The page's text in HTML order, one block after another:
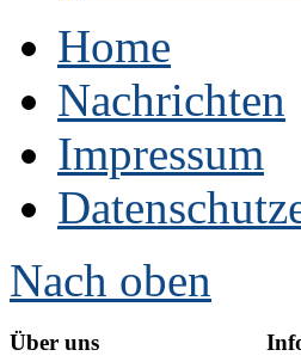
Home
Nachrichten
Impressum
Nach oben
Über uns